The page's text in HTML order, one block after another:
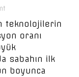
on
Depresyon
mu
yoksa
antidepresanlar
mı
daha
teknolojilerin
oranı
sabahın ilk
boyunca